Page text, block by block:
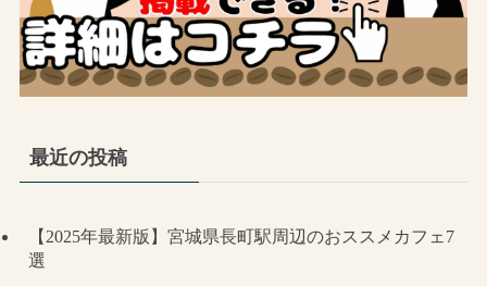
最近の投稿
【2025年最新版】宮城県長町駅周辺のおススメカフェ7
選